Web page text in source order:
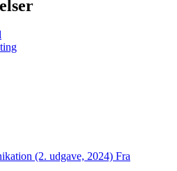
(2. udgave, 2024) Fra